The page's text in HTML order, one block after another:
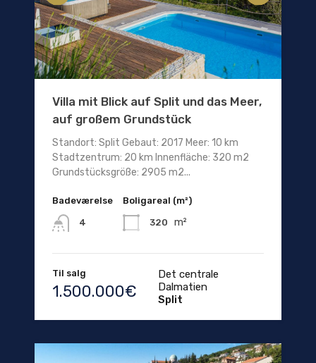
Villa mit Blick auf Split und das Meer,
auf großem Grundstück
Standort: Split Gebaut: 2017 Meer: 10 km
Stadtzentrum: 20 km Innenfläche: 320 m2
Grundstücksgröße: 2905 m2...
Badeværelse
4
Boligareal (m²)
320 m²
Til salg
1.500.000€
Det centrale
Dalmatien
Split